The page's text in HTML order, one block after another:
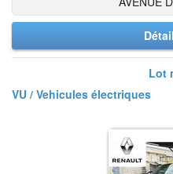
Lot
VU / Vehicules électriques